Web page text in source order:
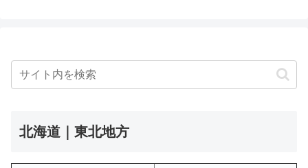
北海道｜東北地方